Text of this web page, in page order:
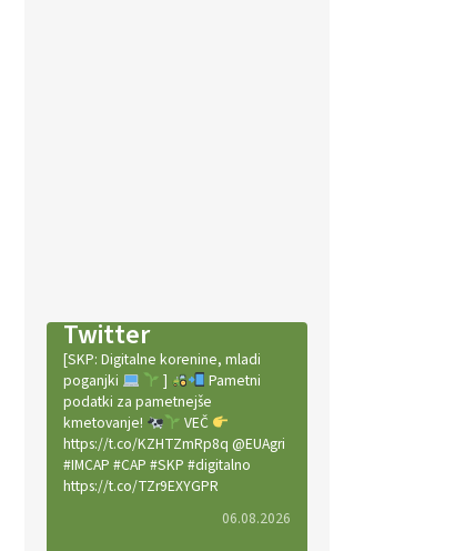
Twitter
[SKP: Digitalne korenine, mladi
poganjki
]
Pametni
podatki za pametnejše
kmetovanje!
VEČ
https://t.co/KZHTZmRp8q @EUAgri
#IMCAP #CAP #SKP #digitalno
https://t.co/TZr9EXYGPR
06.08.2026